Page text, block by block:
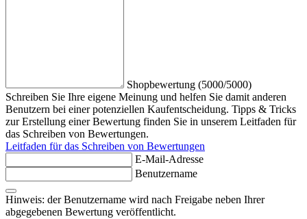
Shopbewertung (5000/5000)
Schreiben Sie Ihre eigene Meinung und helfen Sie damit anderen
Benutzern bei einer potenziellen Kaufentscheidung. Tipps & Tricks
zur Erstellung einer Bewertung finden Sie in unserem Leitfaden für
das Schreiben von Bewertungen.
Leitfaden für das Schreiben von Bewertungen
E-Mail-Adresse
Benutzername
Hinweis: der Benutzername wird nach Freigabe neben Ihrer
abgegebenen Bewertung veröffentlicht.